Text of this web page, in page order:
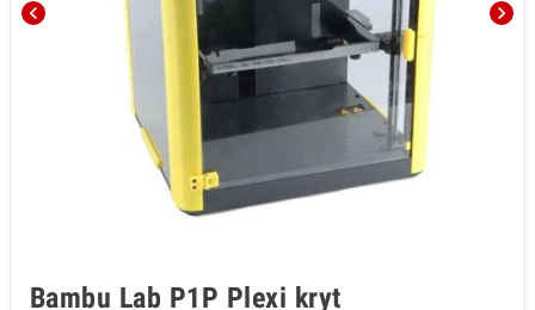
chevron_left chevron_right
Bambu Lab P1P Plexi kryt